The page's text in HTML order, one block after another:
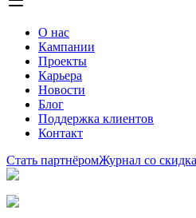
О нас
Кампании
Проекты
Карьера
Новости
Блог
Поддержка клиентов
Контакт
Стать партнёромЖурнал со